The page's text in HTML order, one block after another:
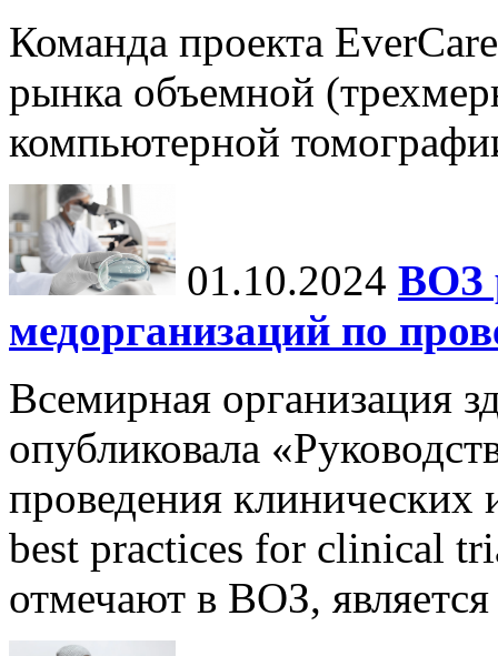
Команда проекта
рынка объемной
компьютерной
01.10.2024 ВОЗ
медорганизаций по
Всемирная организация
опубликовала
проведения клинических
best practices for clinical
отмечают в ВОЗ,